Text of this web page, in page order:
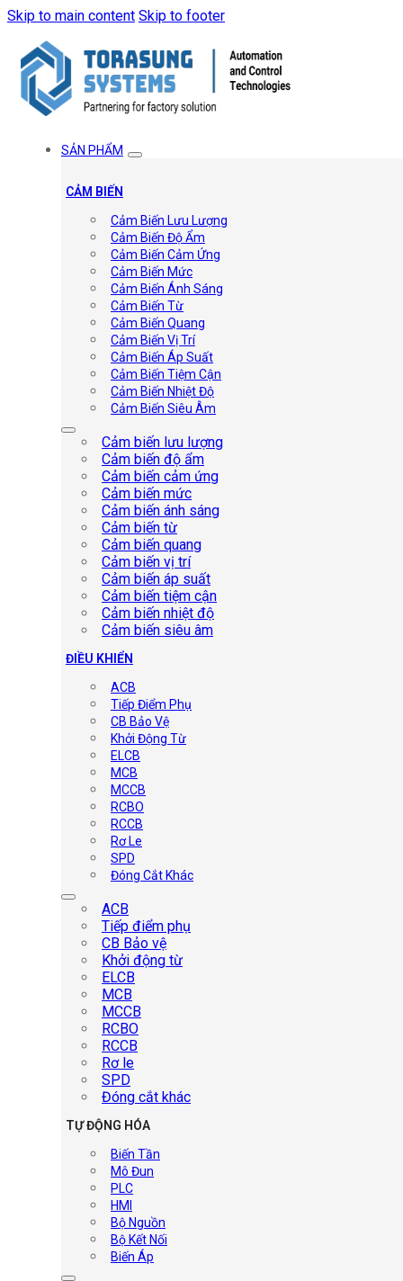
Skip to main content Skip to footer
SẢN PHẨM
CẢM BIẾN
Cảm Biến Lưu Lượng
Cảm Biến Độ Ẩm
Cảm Biến Cảm Ứng
Cảm Biến Mức
Cảm Biến Ánh Sáng
Cảm Biến Từ
Cảm Biến Quang
Cảm Biến Vị Trí
Cảm Biến Áp Suất
Cảm Biến Tiệm Cận
Cảm Biến Nhiệt Độ
Cảm Biến Siêu Âm
Cảm biến lưu lượng
Cảm biến độ ẩm
Cảm biến cảm ứng
Cảm biến mức
Cảm biến ánh sáng
Cảm biến từ
Cảm biến quang
Cảm biến vị trí
Cảm biến áp suất
Cảm biến tiệm cận
Cảm biến nhiệt độ
Cảm biến siêu âm
ĐIỀU KHIỂN
ACB
Tiếp Điểm Phụ
CB Bảo Vệ
Khởi Động Từ
ELCB
MCB
MCCB
RCBO
RCCB
Rơ Le
SPD
Đóng Cắt Khác
ACB
Tiếp điểm phụ
CB Bảo vệ
Khởi động từ
ELCB
MCB
MCCB
RCBO
RCCB
Rơ le
SPD
Đóng cắt khác
TỰ ĐỘNG HÓA
Biến Tần
Mô Đun
PLC
HMI
Bộ Nguồn
Bộ Kết Nối
Biến Áp